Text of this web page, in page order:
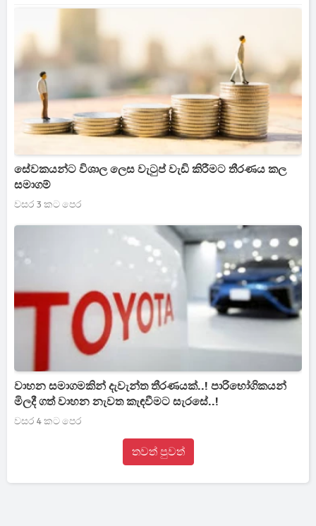
සේවකයන්ට විශාල ලෙස වැටුප් වැඩි කිරීමට තීරණය කල
සමාගම්
වසර 3 කට පෙර
වාහන සමාගමකින් දැවැන්ත තීරණයක්..! පාරිභෝගිකයන්
මිලදී ගත් වාහන නැවත කැඳවීමට සැරසේ..!
වසර 4 කට පෙර
තවත් පුවත්